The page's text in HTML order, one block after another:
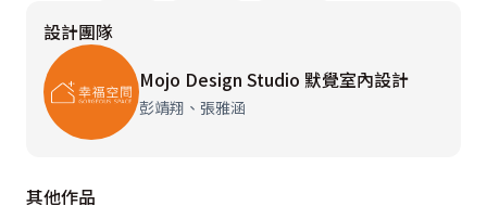
步入店內，映入眼簾的是令人醒目的原木吧台、竹編燈。
吧台以紅磚砌成，外層沿襲傳統建造白灰泥營造斑駁感，
垂吊造型不一的竹編製燈罩，搭載麻織布遮擋天花板線
融合奶茶色、粉橘色，適度加入綠意點綴。吧台後方櫥
設計團隊
Mojo Design Studio 默覺室內設計
彭靖翔、張雅涵
其他作品